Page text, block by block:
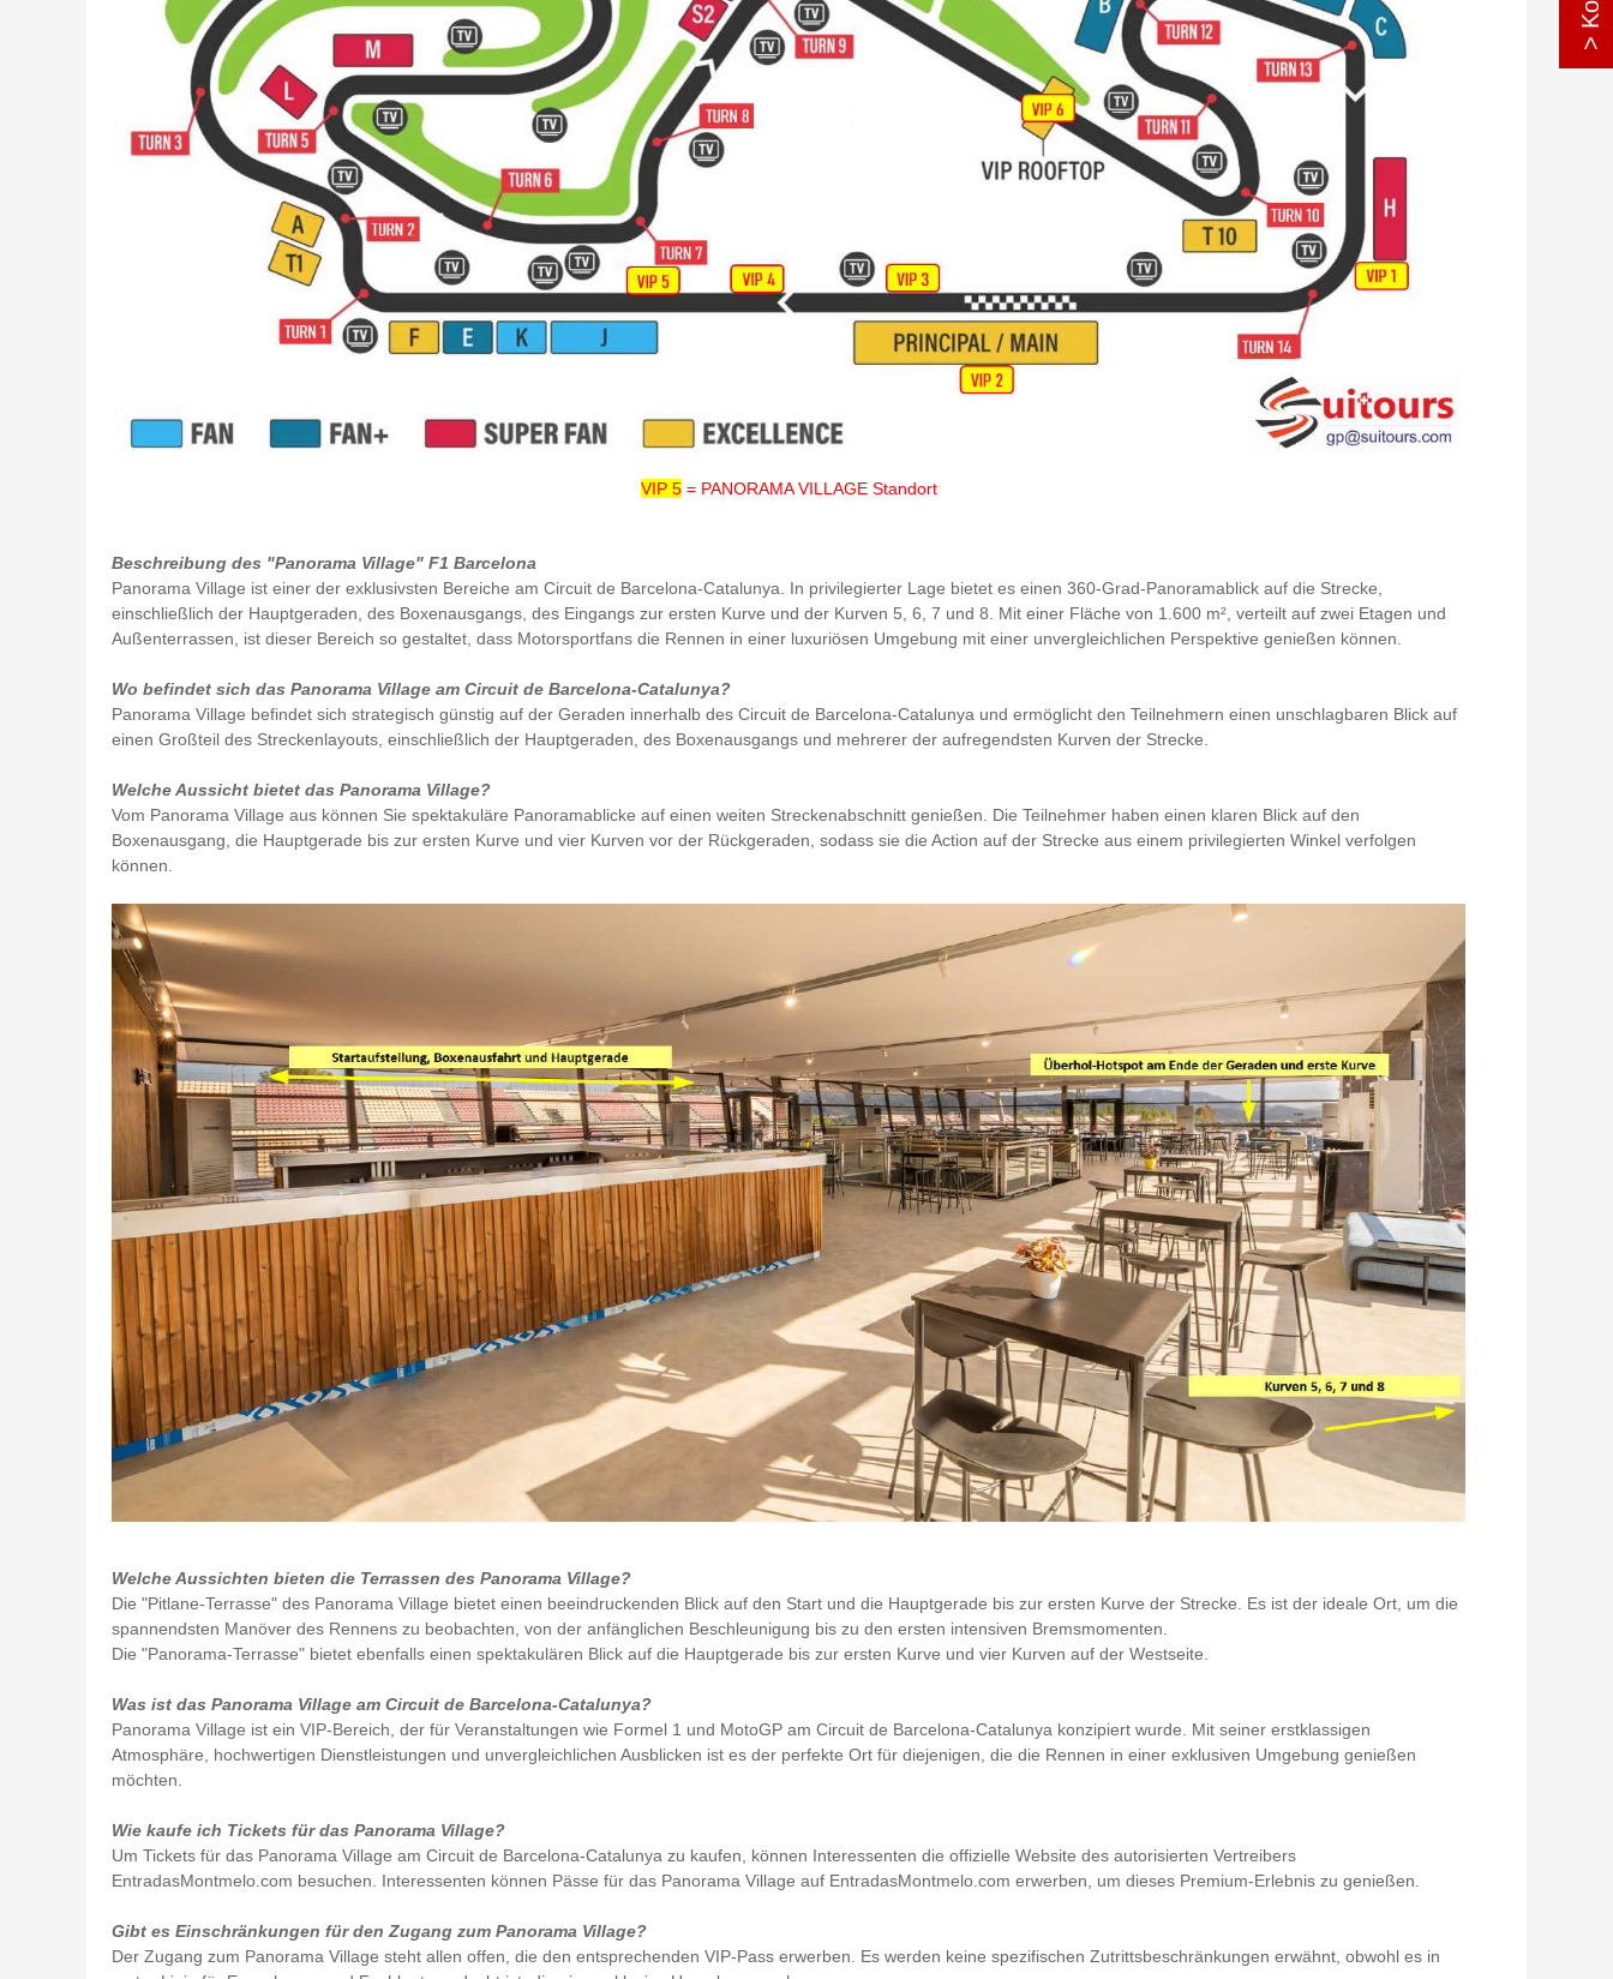
VIP 5= PANORAMA VILLAGE Standort
Beschreibung des "Panorama Village" F1 Barcelona
Panorama Village ist einer der exklusivsten Bereiche am Circuit de Barcelona-Catalunya. In privilegierter Lage bietet es einen 360-Grad-Panoramablick auf die Strecke,
einschließlich der Hauptgeraden, des Boxenausgangs, des Eingangs zur ersten Kurve und der Kurven 5, 6, 7 und 8. Mit einer Fläche von 1.600 m², verteilt auf zwei Etagen und
Außenterrassen, ist dieser Bereich so gestaltet, dass Motorsportfans die Rennen in einer luxuriösen Umgebung mit einer unvergleichlichen Perspektive genießen können.
Wo befindet sich das Panorama Village am Circuit de Barcelona-Catalunya?
Panorama Village befindet sich strategisch günstig auf der Geraden innerhalb des Circuit de Barcelona-Catalunya und ermöglicht den Teilnehmern einen unschlagbaren Blick auf
einen Großteil des Streckenlayouts, einschließlich der Hauptgeraden, des Boxenausgangs und mehrerer der aufregendsten Kurven der Strecke.
Welche Aussicht bietet das Panorama Village?
Vom Panorama Village aus können Sie spektakuläre Panoramablicke auf einen weiten Streckenabschnitt genießen. Die Teilnehmer haben einen klaren Blick auf den
Boxenausgang, die Hauptgerade bis zur ersten Kurve und vier Kurven vor der Rückgeraden, sodass sie die Action auf der Strecke aus einem privilegierten Winkel verfolgen
können.
Welche Aussichten bieten die Terrassen des Panorama Village?
Die "Pitlane-Terrasse" des Panorama Village bietet einen beeindruckenden Blick auf den Start und die Hauptgerade bis zur ersten Kurve der Strecke. Es ist der ideale Ort, um die
spannendsten Manöver des Rennens zu beobachten, von der anfänglichen Beschleunigung bis zu den ersten intensiven Bremsmomenten.
Die "Panorama-Terrasse" bietet ebenfalls einen spektakulären Blick auf die Hauptgerade bis zur ersten Kurve und vier Kurven auf der Westseite.
Was ist das Panorama Village am Circuit de Barcelona-Catalunya?
Panorama Village ist ein VIP-Bereich, der für Veranstaltungen wie Formel 1 und MotoGP am Circuit de Barcelona-Catalunya konzipiert wurde. Mit seiner erstklassigen
Atmosphäre, hochwertigen Dienstleistungen und unvergleichlichen Ausblicken ist es der perfekte Ort für diejenigen, die die Rennen in einer exklusiven Umgebung genießen
möchten.
Wie kaufe ich Tickets für das Panorama Village?
Um Tickets für das Panorama Village am Circuit de Barcelona-Catalunya zu kaufen, können Interessenten die offizielle Website des autorisierten Vertreibers
EntradasMontmelo.com besuchen. Interessenten können Pässe für das Panorama Village auf EntradasMontmelo.com erwerben, um dieses Premium-Erlebnis zu genießen.
Gibt es Einschränkungen für den Zugang zum Panorama Village?
Der Zugang zum Panorama Village steht allen offen, die den entsprechenden VIP-Pass erwerben. Es werden keine spezifischen Zutrittsbeschränkungen erwähnt, obwohl es in